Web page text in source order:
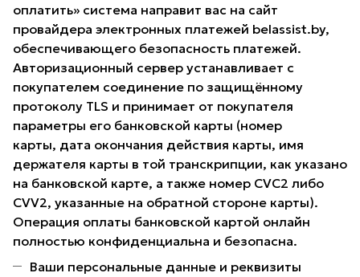
оплатить» система направит вас на сайт
провайдера электронных платежей belassist.by,
обеспечивающего безопасность платежей.
Авторизационный сервер устанавливает с
покупателем соединение по защищённому
протоколу TLS и принимает от покупателя
параметры его банковской карты (номер
карты, дата окончания действия карты, имя
держателя карты в той транскрипции, как указано
на банковской карте, а также номер CVC2 либо
CVV2, указанные на обратной стороне карты).
Операция оплаты банковской картой онлайн
полностью конфиденциальна и безопасна.
Ваши персональные данные и реквизиты